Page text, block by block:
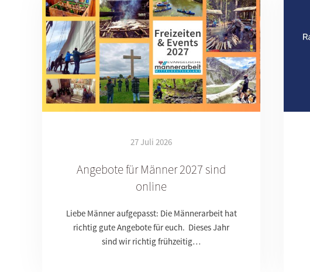
27 Juli 2026
Angebote für Männer 2027 sind
online
Liebe Männer aufgepasst: Die Männerarbeit hat
richtig gute Angebote für euch. Dieses Jahr
sind wir richtig frühzeitig…